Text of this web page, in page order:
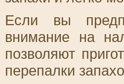
Если вы
внимание на
позволяют
перепалки